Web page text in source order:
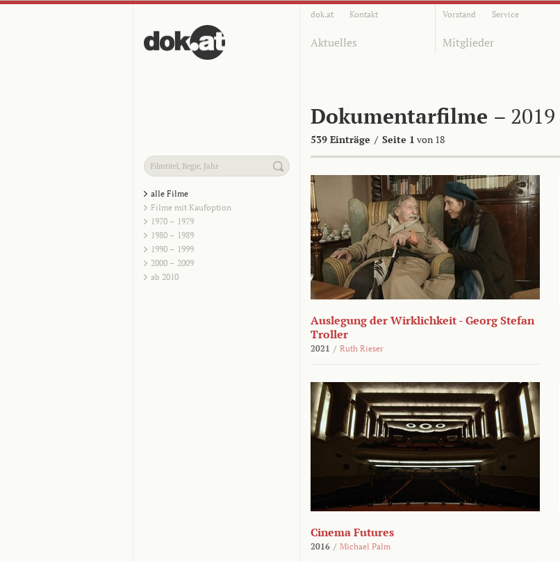
dok.at Kontakt Vorstand Service
Aktuelles Mitglieder
Dokumentarfilme – 2019
539 Einträge / Seite 1 von 18
alle Filme
Filme mit Kaufoption
1970 – 1979
1980 – 1989
1990 – 1999
2000 – 2009
ab 2010
Auslegung der Wirklichkeit - Georg Stefan
Troller
2021 / Ruth Rieser
Cinema Futures
2016 / Michael Palm